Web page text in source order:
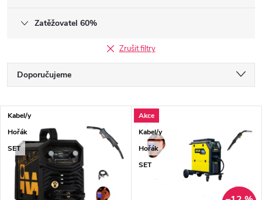
Zatěžovatel 60%
Zrušit filtry
Řazení produktů
Doporučujeme
Nejdražší
Nejprodávanější
Abecedně
Výpis produktů
Kabel/y
Hořák
SET
Akce
Kabel/y
Hořák
SET